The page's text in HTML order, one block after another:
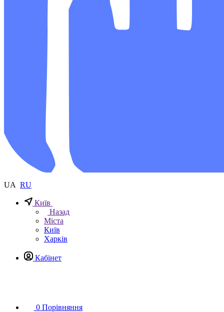
UA RU
Київ
Назад
Міста
Київ
Харків
Кабінет
0 Порівняння